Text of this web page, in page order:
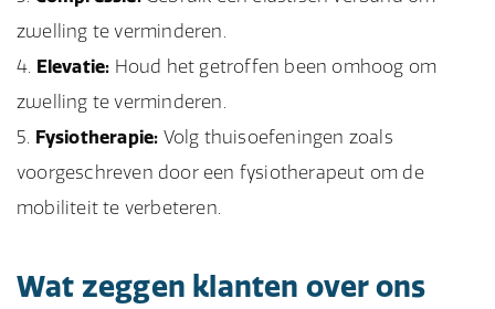
zwelling te verminderen.
Elevatie: Houd het getroffen been omhoog om
zwelling te verminderen.
Fysiotherapie: Volg thuisoefeningen zoals
voorgeschreven door een fysiotherapeut om de
mobiliteit te verbeteren.
Wat zeggen klanten over ons